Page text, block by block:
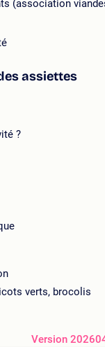
(association
assiettes
?
verts, brocolis
Version